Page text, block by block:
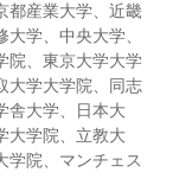
都産業大学、近畿
学、中央大学、
院、東京大学大学
大学大学院、同志
舎大学、日本大
大学院、立教大
学院、マンチェス